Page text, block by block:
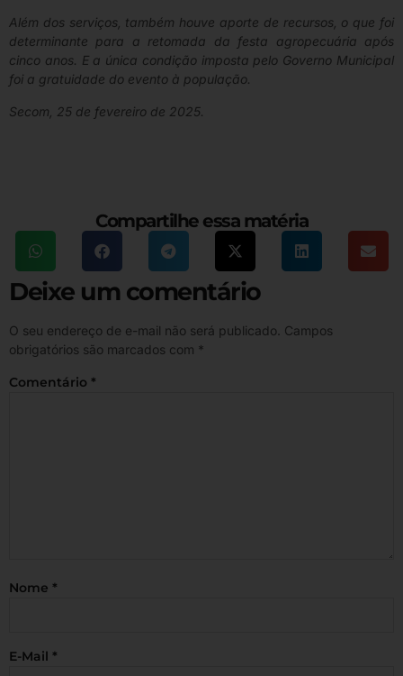
Além dos serviços, também houve aporte de recursos, o que foi
determinante para a retomada da festa agropecuária após
cinco anos. E a única condição imposta pelo Governo Municipal
foi a gratuidade do evento à população.
Secom, 25 de fevereiro de 2025.
Compartilhe essa matéria
Deixe um comentário
O seu endereço de e-mail não será publicado. Campos
obrigatórios são marcados com *
Comentário *
Nome *
E-Mail *